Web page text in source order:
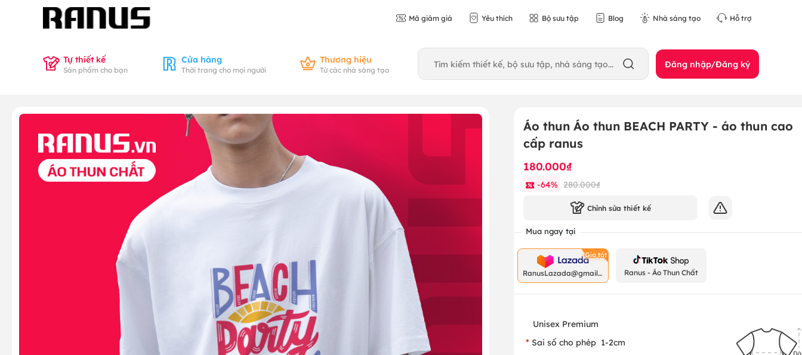
Mã giảm giá Yêu thích Bộ sưu tập Blog Nhà sáng tạo Hỗ trợ
Tự thiết kế
Sản phẩm cho bạn
Cửa hàng
Thời trang cho mọi người
Thương hiệu
Từ các nhà sáng tạo Đăng nhập/Đăng ký
Áo thun Áo thun BEACH PARTY - áo thun cao
cấp ranus
180.000₫
-64% 280.000₫
Chỉnh sửa thiết kế
Mua ngay tại
RanusLazada@gmail.
com
Ranus - Áo Thun Chất
Unisex Premium
Sai số cho phép 1-2cm